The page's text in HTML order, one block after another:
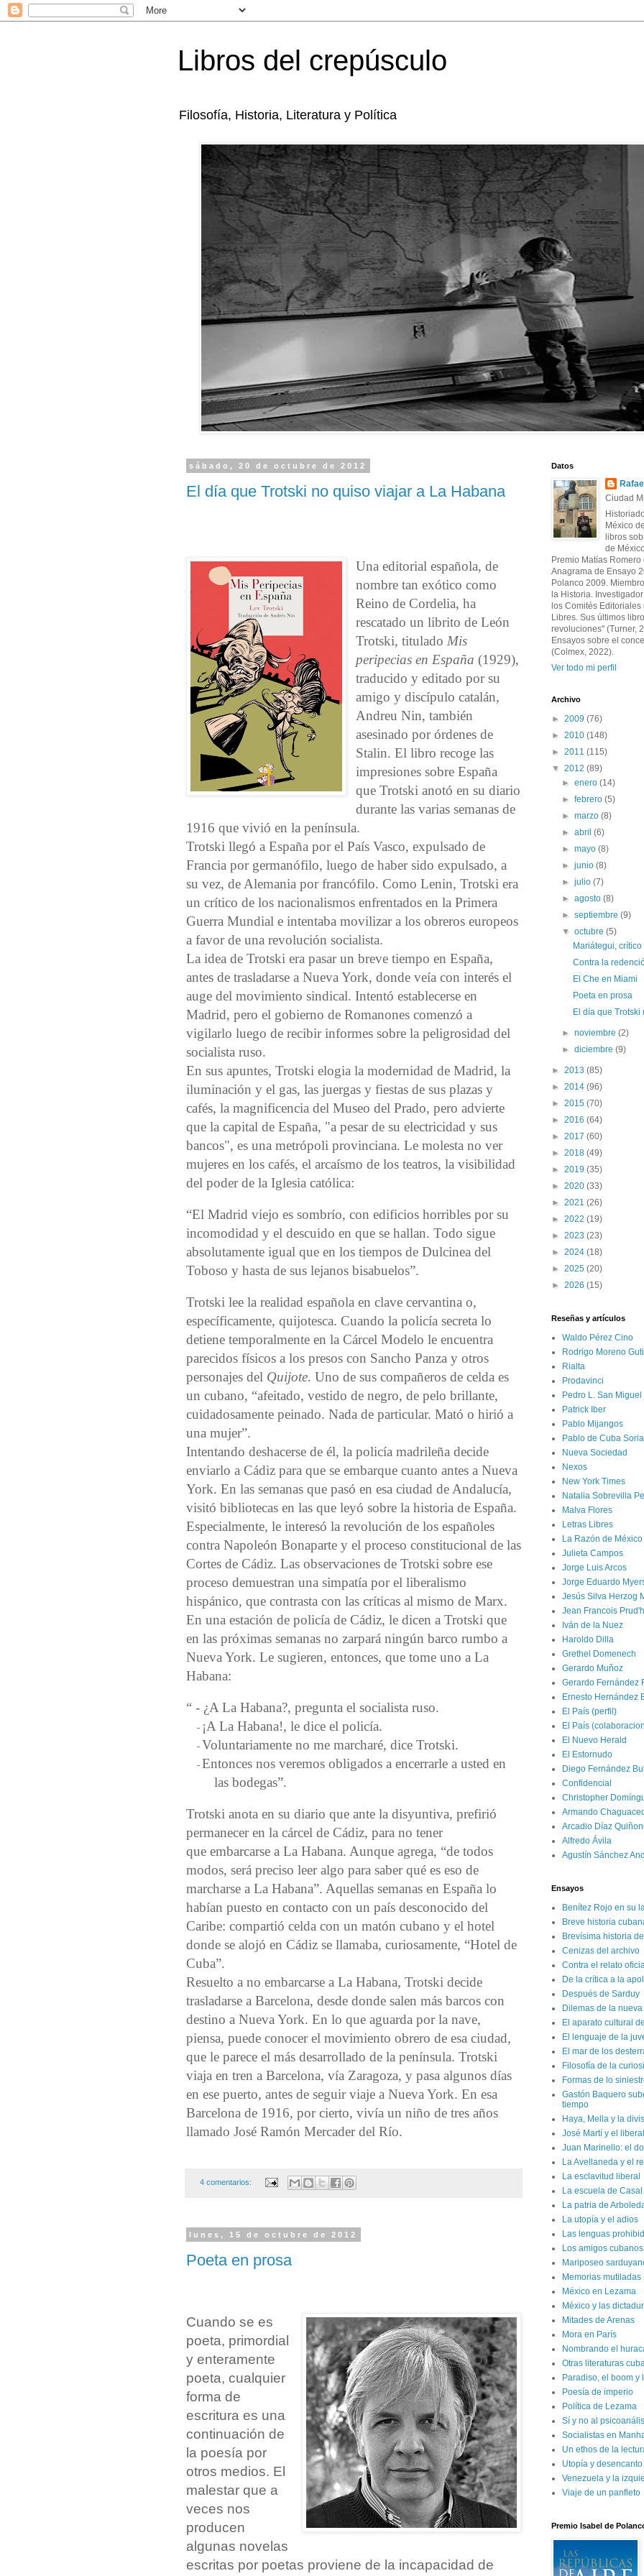
Libros del crepúsculo
Filosofía, Historia, Literatura y Política
sábado, 20 de octubre de 2012
El día que Trotski no quiso viajar a La Habana
Una editorial española, de
nombre tan exótico como
Reino de Cordelia, ha
rescatado un librito de León
Trotski, titulado Mis
peripecias en España(1929),
traducido y editado por su
amigo y discípulo catalán,
Andreu Nin, también
asesinado por órdenes de
Stalin. El libro recoge las
impresiones sobre España
que Trotski anotó en su diario
durante las varias semanas de
1916 que vivió en la península.
Trotski llegó a España por el País Vasco, expulsado de
Francia por germanófilo, luego de haber sido expulsado, a
su vez, de Alemania por francófilo. Como Lenin, Trotski era
un crítico de los nacionalismos enfrentados en la Primera
Guerra Mundial e intentaba movilizar a los obreros europeos
a favor de una revolución socialista.
La idea de Trotski era pasar un breve tiempo en España,
antes de trasladarse a Nueva York, donde veía con interés el
auge del movimiento sindical. Intentó establecerse en
Madrid, pero el gobierno de Romanones comenzó a
vigilarlo luego de recibir informes sobre la peligrosidad del
socialista ruso.
En sus apuntes, Trotski elogia la modernidad de Madrid, la
iluminación y el gas, las juergas y fiestas de sus plazas y
cafés, la magnificencia del Museo del Prado, pero advierte
que la capital de España, "a pesar de su electricidad y sus
bancos", es una metrópoli provinciana. Le molesta no ver
mujeres en los cafés, el arcaísmo de los teatros, la visibilidad
del poder de la Iglesia católica:
“El Madrid viejo es sombrío, con edificios horribles por su
incomodidad y el descuido en que se hallan. Todo sigue
absolutamente igual que en los tiempos de Dulcinea del
Toboso y hasta de sus lejanos bisabuelos”.
Trotski lee la realidad española en clave cervantina o,
específicamente, quijotesca. Cuando la policía secreta lo
detiene temporalmente en la Cárcel Modelo le encuentra
parecidos físicos a los presos con Sancho Panza y otros
personajes del Quijote. Uno de sus compañeros de celda es
un cubano, “afeitado, vestido de negro, de pelo brillante,
cuidadosamente peinado. Nada de particular. Mató o hirió a
una mujer”.
Intentando deshacerse de él, la policía madrileña decide
enviarlo a Cádiz para que se embarque cuanto antes a Nueva
York. En las semanas que pasó en esa ciudad de Andalucía,
visitó bibliotecas en las que leyó sobre la historia de España.
Especialmente, le interesó la revolución de los españoles
contra Napoleón Bonaparte y el proceso constitucional de las
Cortes de Cádiz. Las observaciones de Trotski sobre ese
proceso demuestran una simpatía por el liberalismo
hispánico, que contrasta con las críticas al mismo de Marx.
En una estación de policía de Cádiz, le dicen a Trotski que
en las próximas semanas no zarpará ningún barco rumbo a
Nueva York. Le sugieren, entonces, que tome uno a La
Habana:
“ - ¿A La Habana?, pregunta el socialista ruso.
- ¡A La Habana!, le dice el policía.
- Voluntariamente no me marcharé, dice Trotski.
- Entonces nos veremos obligados a encerrarle a usted en
las bodegas”.
Trotski anota en su diario que ante la disyuntiva, prefirió
permanecer en la cárcel de Cádiz, para no tener
que embarcarse a La Habana. Aunque agrega, “de todos
modos, será preciso leer algo para saber qué es eso de
marcharse a La Habana”. Aquellas semanas en España lo
habían puesto en contacto con un país desconocido del
Caribe: compartió celda con un matón cubano y el hotel
donde se alojó en Cádiz se llamaba, curiosamente, “Hotel de
Cuba”.
Resuelto a no embarcarse a La Habana, Trotski decide
trasladarse a Barcelona, desde donde salen más barcos con
destino a Nueva York. En lo que aguarda por la nave,
piensa, puede conocer el movimiento obrero de esa ciudad,
que le parece el más desarrollado de la península. Trotski
viaja en tren a Barcelona, vía Zaragoza, y pasa algunos días
en ese puerto, antes de seguir viaje a Nueva York. En esa
Barcelona de 1916, por cierto, vivía un niño de tres años
llamado José Ramón Mercader del Río.
4 comentarios:
lunes, 15 de octubre de 2012
Poeta en prosa
Cuando se es
poeta, primordial
y enteramente
poeta, cualquier
forma de
escritura es una
continuación de
la poesía por
otros medios. El
malestar que a
veces nos
producen
algunas novelas
escritas por poetas proviene de la incapacidad de
Datos
Ciudad
México
libros
de
Premio Matías
Anagrama de Ensayo
Polanco 2009.
la Historia.
los Comités
Libres. Sus últimos
revoluciones" (Turner,
Ensayos sobre el
(Colmex, 2022).
Ver todo mi perfil
Archivo
► 2009 (76)
► 2010 (148)
► 2011 (115)
▼ 2012 (89)
►enero(14)
►febrero(5)
►marzo(8)
►abril(6)
►mayo(8)
►junio(8)
►julio(7)
►agosto(8)
►septiembre(9)
▼octubre(5)
Mariátegui,
Contra la
El Che en Miami
Poeta en prosa
El día que
►noviembre(2)
►diciembre(9)
► 2013 (85)
► 2014 (96)
► 2015 (70)
► 2016 (64)
► 2017 (60)
► 2018 (49)
► 2019 (35)
► 2020 (33)
► 2021 (26)
► 2022 (19)
► 2023 (23)
► 2024 (18)
► 2025 (20)
► 2026 (15)
Reseñas y artículos
Waldo Pérez Cino
Rodrigo Moreno
Rialta
Prodavinci
Pedro L. San Miguel
Patrick Iber
Pablo Mijangos
Pablo de Cuba Soria
Nueva Sociedad
Nexos
New York Times
Natalia Sobrevilla
Malva Flores
Letras Libres
La Razón de México
Julieta Campos
Jorge Luis Arcos
Jorge Eduardo
Jesús Silva Herzog
Jean Francois
Iván de la Nuez
Haroldo Dilla
Grethel Domenech
Gerardo Muñoz
Gerardo Fernández
Ernesto Hernández
El País (perfil)
El País
El Nuevo Herald
El Estornudo
Diego Fernández
Confidencial
Christopher
Armando
Arcadio Díaz
Alfredo Ávila
Agustín Sánchez
Ensayos
Benítez Rojo en su
Breve historia
Brevísima historia
Cenizas del archivo
Contra el relato
De la crítica a la
Después de Sarduy
Dilemas de la
El aparato cultural
El lenguaje de la
El mar de los
Filosofía de la
Formas de lo
Gastón Baquero
tiempo
Haya, Mella y la
José Martí y el
Juan Marinello: el
La Avellaneda y el
La esclavitud liberal
La escuela de Casal
La patria de
La utopía y el adios
Las lenguas
Los amigos
Mariposeo
Memorias mutiladas
México en Lezama
México y las
Mitades de Arenas
Mora en París
Nombrando el
Otras literaturas
Paradiso, el boom y
Poesía de imperio
Política de Lezama
Sí y no al
Socialistas en
Un ethos de la
Utopía y
Venezuela y la
Viaje de un panfleto
Premio Isabel de